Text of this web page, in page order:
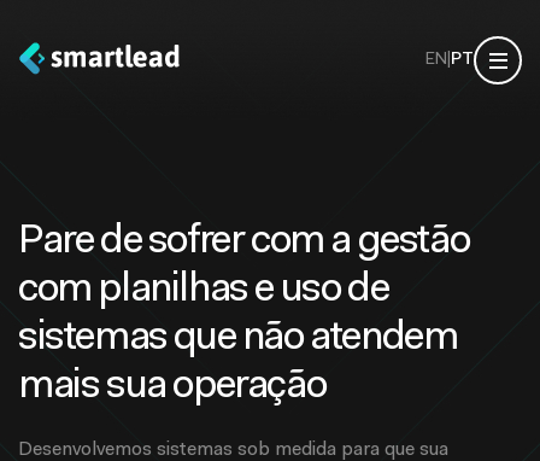
EN PT
Pare de sofrer com a gestão
com planilhas e uso de
sistemas que não atendem
mais sua operação
Desenvolvemos sistemas sob medida para que sua